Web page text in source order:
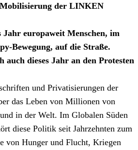
der LINKEN
Jahr europaweit Menschen, im
Bewegung, auf die Straße.
auch dieses Jahr an den Protesten
und Privatisierungen der
das Leben von Millionen von
in der Welt. Im Globalen Süden
diese Politik seit Jahrzehnten zum
von Hunger und Flucht, Kriegen